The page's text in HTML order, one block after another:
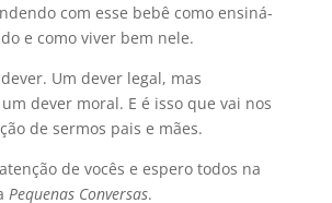
com esse bebê como ensiná-
e como viver bem nele.
Um dever legal, mas
dever moral. E é isso que vai nos
de sermos pais e mães.
de vocês e espero todos na
Pequenas Conversas.